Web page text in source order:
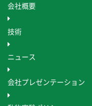
会社概要
技術
ニュース
会社プレゼンテーション